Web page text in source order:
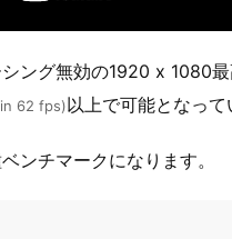
シング無効の1920 x 1080
62 fps)以上で可能となって
ンチマークになります。